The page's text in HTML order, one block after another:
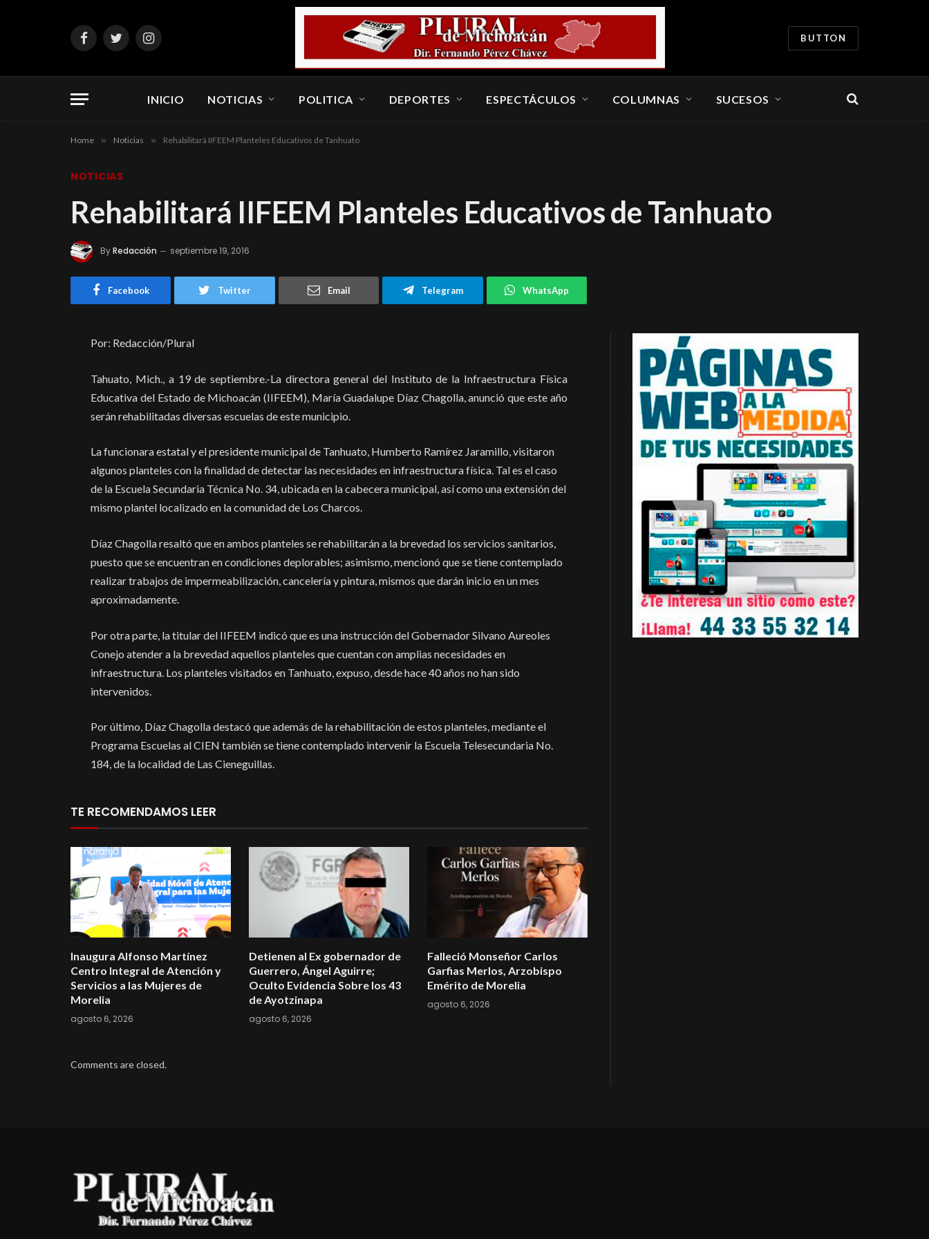
FacebookTwitterInstagram
BUTTON
INICIO NOTICIAS POLITICA DEPORTES ESPECTÁCULOS COLUMNAS SUCESOS
Home » Noticias » Rehabilitará IIFEEM Planteles Educativos de Tanhuato
NOTICIAS
Rehabilitará IIFEEM Planteles Educativos de Tanhuato
ByRedacción septiembre 19, 2016
Facebook Twitter Email Telegram WhatsApp
Por: Redacción/Plural
Tahuato, Mich., a 19 de septiembre.-La directora general del Instituto de la Infraestructura Física
Educativa del Estado de Michoacán (IIFEEM), María Guadalupe Díaz Chagolla, anunció que este año
serán rehabilitadas diversas escuelas de este municipio.
La funcionara estatal y el presidente municipal de Tanhuato, Humberto Ramírez Jaramillo, visitaron
algunos planteles con la finalidad de detectar las necesidades en infraestructura física. Tal es el caso
de la Escuela Secundaria Técnica No. 34, ubicada en la cabecera municipal, así como una extensión del
mismo plantel localizado en la comunidad de Los Charcos.
Díaz Chagolla resaltó que en ambos planteles se rehabilitarán a la brevedad los servicios sanitarios,
puesto que se encuentran en condiciones deplorables; asimismo, mencionó que se tiene contemplado
realizar trabajos de impermeabilización, cancelería y pintura, mismos que darán inicio en un mes
aproximadamente.
Por otra parte, la titular del IIFEEM indicó que es una instrucción del Gobernador Silvano Aureoles
Conejo atender a la brevedad aquellos planteles que cuentan con amplias necesidades en
infraestructura. Los planteles visitados en Tanhuato, expuso, desde hace 40 años no han sido
intervenidos.
Por último, Díaz Chagolla destacó que además de la rehabilitación de estos planteles, mediante el
Programa Escuelas al CIEN también se tiene contemplado intervenir la Escuela Telesecundaria No.
184, de la localidad de Las Cieneguillas.
TE RECOMENDAMOS LEER
Inaugura Alfonso Martínez
Centro Integral de Atención y
Servicios a las Mujeres de
Morelia
agosto 6, 2026
Detienen al Ex gobernador de
Guerrero, Ángel Aguirre;
Oculto Evidencia Sobre los 43
de Ayotzinapa
agosto 6, 2026
Falleció Monseñor Carlos
Garfias Merlos, Arzobispo
Emérito de Morelia
agosto 6, 2026
Comments are closed.